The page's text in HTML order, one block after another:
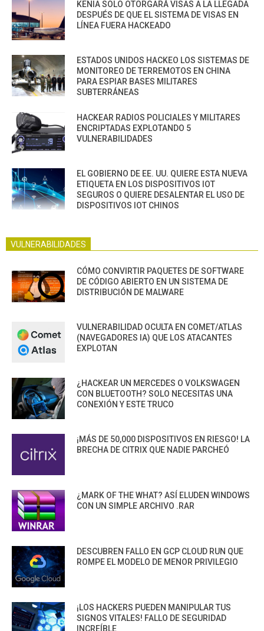
KENIA SOLO OTORGARÁ VISAS A LA LLEGADA
DESPUÉS DE QUE EL SISTEMA DE VISAS EN
LÍNEA FUERA HACKEADO
ESTADOS UNIDOS HACKEO LOS SISTEMAS DE
MONITOREO DE TERREMOTOS EN CHINA
PARA ESPIAR BASES MILITARES
SUBTERRÁNEAS
HACKEAR RADIOS POLICIALES Y MILITARES
ENCRIPTADAS EXPLOTANDO 5
VULNERABILIDADES
EL GOBIERNO DE EE. UU. QUIERE ESTA NUEVA
ETIQUETA EN LOS DISPOSITIVOS IOT
SEGUROS O QUIERE DESALENTAR EL USO DE
DISPOSITIVOS IOT CHINOS
VULNERABILIDADES
CÓMO CONVIRTIR PAQUETES DE SOFTWARE
DE CÓDIGO ABIERTO EN UN SISTEMA DE
DISTRIBUCIÓN DE MALWARE
VULNERABILIDAD OCULTA EN COMET/ATLAS
(NAVEGADORES IA) QUE LOS ATACANTES
EXPLOTAN
¿HACKEAR UN MERCEDES O VOLKSWAGEN
CON BLUETOOTH? SOLO NECESITAS UNA
CONEXIÓN Y ESTE TRUCO
¡MÁS DE 50,000 DISPOSITIVOS EN RIESGO! LA
BRECHA DE CITRIX QUE NADIE PARCHEÓ
¿MARK OF THE WHAT? ASÍ ELUDEN WINDOWS
CON UN SIMPLE ARCHIVO .RAR
DESCUBREN FALLO EN GCP CLOUD RUN QUE
ROMPE EL MODELO DE MENOR PRIVILEGIO
¡LOS HACKERS PUEDEN MANIPULAR TUS
SIGNOS VITALES! FALLO DE SEGURIDAD
INCREÍBLE